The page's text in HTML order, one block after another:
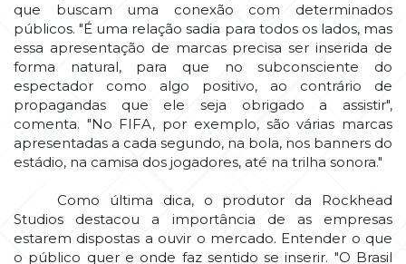
que buscam uma conexão com determinados
públicos. "É uma relação sadia para todos os lados, mas
essa apresentação de marcas precisa ser inserida de
forma natural, para que no subconsciente do
espectador como algo positivo, ao contrário de
propagandas que ele seja obrigado a assistir",
comenta. "No FIFA, por exemplo, são várias marcas
apresentadas a cada segundo, na bola, nos banners do
estádio, na camisa dos jogadores, até na trilha sonora."
Como última dica, o produtor da Rockhead
Studios destacou a importância de as empresas
estarem dispostas a ouvir o mercado. Entender o que
o público quer e onde faz sentido se inserir. "O Brasil